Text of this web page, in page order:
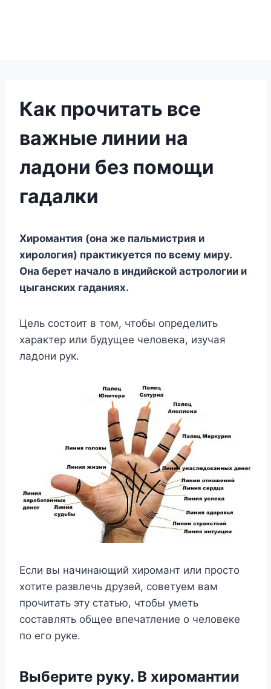
Как прочитать все
важные линии на
ладони без помощи
гадалки
Хиромантия (она же пальмистрия и
хирология) практикуется по всему миру.
Она берет начало в индийской астрологии и
цыганских гаданиях.
Цель состоит в том, чтобы определить
характер или будущее человека, изучая
ладони рук.
Если вы начинающий хиромант или просто
хотите развлечь друзей, советуем вам
прочитать эту статью, чтобы уметь
составлять общее впечатление о человеке
по его руке.
Выберите руку. В хиромантии